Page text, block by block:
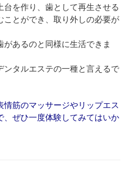
台を作り、歯として再生させる
ことができ、取り外しの必要が
あるのと同様に生活できま
ンタルエステの一種と言えるで
筋のマッサージやリップエス
、ぜひ一度体験してみてはいか